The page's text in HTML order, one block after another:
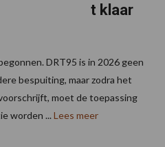
t klaar
DRT95 is in 2026 geen
bespuiting, maar zodra het
moet de toepassing
worden ... Lees meer